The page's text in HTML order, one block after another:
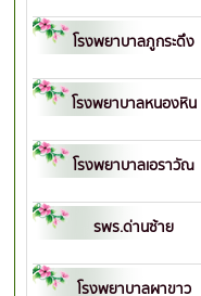
โรงพยาบาลภูกระดึง
โรงพยาบาลหนองหิน
โรงพยาบาลเอราวัณ
รพร.ด่านซ้าย
โรงพยาบาลผาขาว